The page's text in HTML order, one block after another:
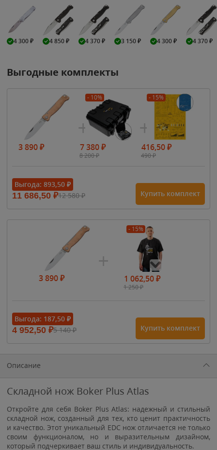
4 300₽ 4 850₽ 4 370₽ 3 150₽ 4 300₽ 4 370₽
Выгодные комплекты
3 890₽
- 10%
7 380₽
8 200₽
- 15%
416,50₽
490₽
Выгода: 893,50 ₽
11 686,50 ₽12 580₽ Купить комплект
3 890₽
- 15%
1 062,50₽
1 250₽
1 615₽
1 900₽1 900₽
Выгода: 187,50 ₽
4 952,50 ₽5 140₽ Купить комплект
Описание
Складной нож Boker Plus Atlas
Откройте для себя Boker Plus Atlas: надежный и стильный
складной нож, созданный для тех, кто ценит практичность
и качество. Этот уникальный EDC нож отличается не только
своим функционалом, но и выразительным дизайном,
который подчеркивает ваш стиль и индивидуальность.